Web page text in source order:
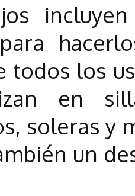
todos los
en
soleras y
un